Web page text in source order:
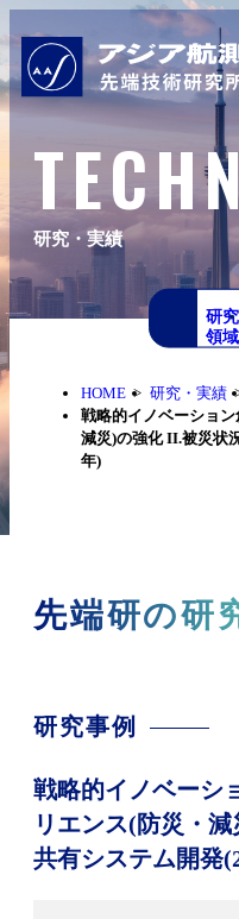
研究・実績
研究
領域
HOME 研究・実績
戦略的イノベーショ
減災)の強化 II.被災状
年)
先端研の研
研究事例
戦略的イノベーシ
リエンス(防災・
共有システム開発